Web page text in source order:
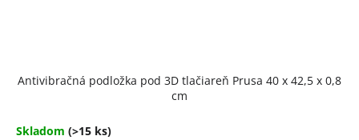
Antivibračná podložka pod 3D tlačiareň Prusa 40 x 42,5 x 0,8
cm
Skladom (>15 ks)